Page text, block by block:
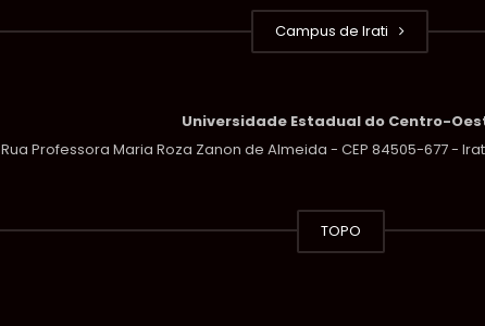
Campus de Irati
Universidade Estadual do Centro-
Rua Professora Maria Roza Zanon de Almeida - CEP 84505-677 -
TOPO